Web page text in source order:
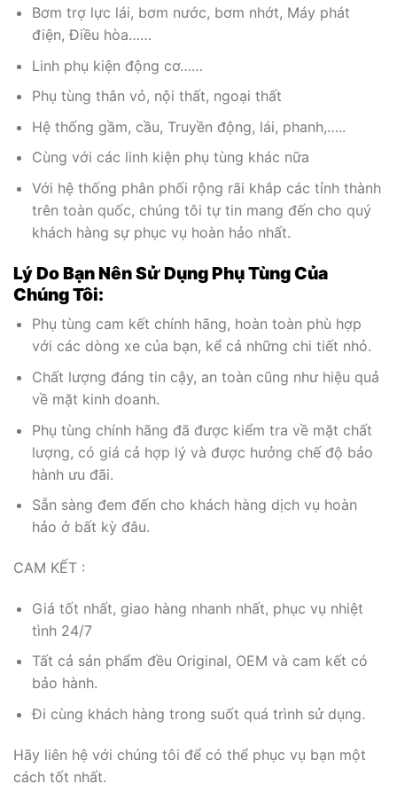
Bơm trợ lực lái, bơm nước, bơm nhớt, Máy phát
điện, Điều hòa……
Linh phụ kiện động cơ……
Phụ tùng thân vỏ, nội thất, ngoại thất
Hệ thống gầm, cầu, Truyền động, lái, phanh,…..
Cùng với các linh kiện phụ tùng khác nữa
Với hệ thống phân phối rộng rãi khắp các tỉnh thành
trên toàn quốc, chúng tôi tự tin mang đến cho quý
khách hàng sự phục vụ hoàn hảo nhất.
Lý Do Bạn Nên Sử Dụng Phụ Tùng Của
Chúng Tôi:
Phụ tùng cam kết chính hãng, hoàn toàn phù hợp
với các dòng xe của bạn, kể cả những chi tiết nhỏ.
Chất lượng đáng tin cậy, an toàn cũng như hiệu quả
về mặt kinh doanh.
Phụ tùng chính hãng đã được kiểm tra về mặt chất
lượng, có giá cả hợp lý và được hưởng chế độ bảo
hành ưu đãi.
Sẵn sàng đem đến cho khách hàng dịch vụ hoàn
hảo ở bất kỳ đâu.
CAM KẾT :
Giá tốt nhất, giao hàng nhanh nhất, phục vụ nhiệt
tình 24/7
Tất cả sản phẩm đều Original, OEM và cam kết có
bảo hành.
Đi cùng khách hàng trong suốt quá trình sử dụng.
Hãy liên hệ với chúng tôi để có thể phục vụ bạn một
cách tốt nhất.